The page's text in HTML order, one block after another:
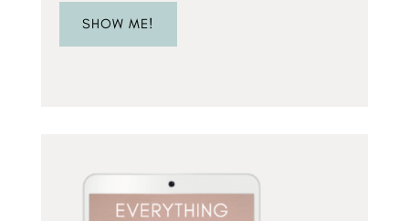
SHOW ME!